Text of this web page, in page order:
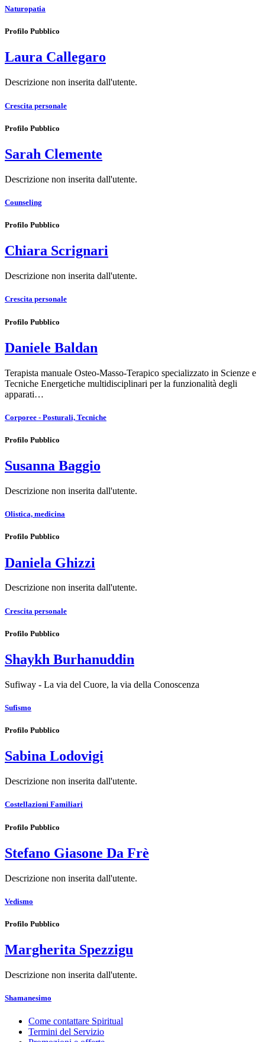
Naturopatia
Profilo Pubblico
Laura Callegaro
Descrizione non inserita dall'utente.
Crescita personale
Profilo Pubblico
Sarah Clemente
Descrizione non inserita dall'utente.
Counseling
Profilo Pubblico
Chiara Scrignari
Descrizione non inserita dall'utente.
Crescita personale
Profilo Pubblico
Daniele Baldan
Terapista manuale Osteo-Masso-Terapico specializzato in Scienze e
Tecniche Energetiche multidisciplinari per la funzionalità degli
apparati…
Corporee - Posturali, Tecniche
Profilo Pubblico
Susanna Baggio
Descrizione non inserita dall'utente.
Olistica, medicina
Profilo Pubblico
Daniela Ghizzi
Descrizione non inserita dall'utente.
Crescita personale
Profilo Pubblico
Shaykh Burhanuddin
Sufiway - La via del Cuore, la via della Conoscenza
Sufismo
Profilo Pubblico
Sabina Lodovigi
Descrizione non inserita dall'utente.
Costellazioni Familiari
Profilo Pubblico
Stefano Giasone Da Frè
Descrizione non inserita dall'utente.
Vedismo
Profilo Pubblico
Margherita Spezzigu
Descrizione non inserita dall'utente.
Shamanesimo
Come contattare Spiritual
Termini del Servizio